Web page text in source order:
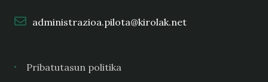
administrazioa.pilota@kirolak.net
Pribatutasun politika